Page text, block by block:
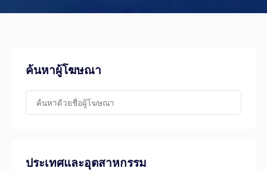
ค้นหาผู้โฆษณา
ประเทศและอุตสาหกรรม